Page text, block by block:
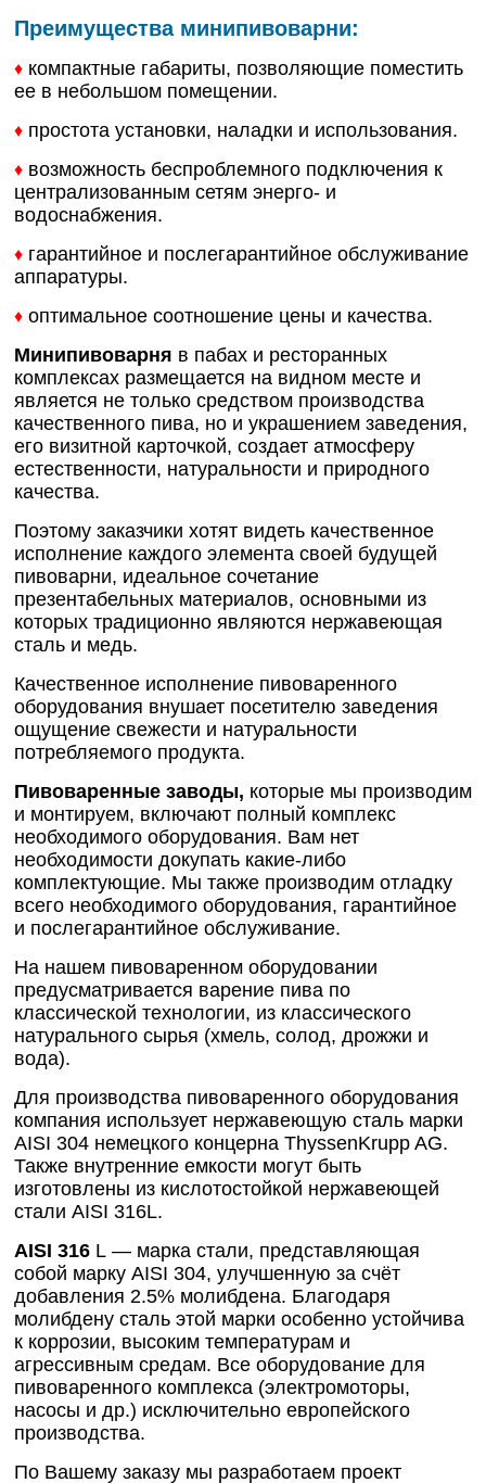
Преимущества минипивоварни:
♦ компактные габариты, позволяющие поместить
ее в небольшом помещении.
♦ простота установки, наладки и использования.
♦ возможность беспроблемного подключения к
централизованным сетям энерго- и
водоснабжения.
♦ гарантийное и послегарантийное обслуживание
аппаратуры.
♦ оптимальное соотношение цены и качества.
Минипивоварня в пабах и ресторанных
комплексах размещается на видном месте и
является не только средством производства
качественного пива, но и украшением заведения,
его визитной карточкой, создает атмосферу
естественности, натуральности и природного
качества.
Поэтому заказчики хотят видеть качественное
исполнение каждого элемента своей будущей
пивоварни, идеальное сочетание
презентабельных материалов, основными из
которых традиционно являются нержавеющая
сталь и медь.
Качественное исполнение пивоваренного
оборудования внушает посетителю заведения
ощущение свежести и натуральности
потребляемого продукта.
Пивоваренные заводы, которые мы производим
и монтируем, включают полный комплекс
необходимого оборудования. Вам нет
необходимости докупать какие-либо
комплектующие. Мы также производим отладку
всего необходимого оборудования, гарантийное
и послегарантийное обслуживание.
На нашем пивоваренном оборудовании
предусматривается варение пива по
классической технологии, из классического
натурального сырья (хмель, солод, дрожжи и
вода).
Для производства пивоваренного оборудования
компания использует нержавеющую сталь марки
AISI 304 немецкого концерна ThyssenKrupp AG.
Также внутренние емкости могут быть
изготовлены из кислотостойкой нержавеющей
стали AISI 316L.
AISI 316 L — марка стали, представляющая
собой марку AISI 304, улучшенную за счёт
добавления 2.5% молибдена. Благодаря
молибдену сталь этой марки особенно устойчива
к коррозии, высоким температурам и
агрессивным средам. Все оборудование для
пивоваренного комплекса (электромоторы,
насосы и др.) исключительно европейского
производства.
По Вашему заказу мы разработаем проект